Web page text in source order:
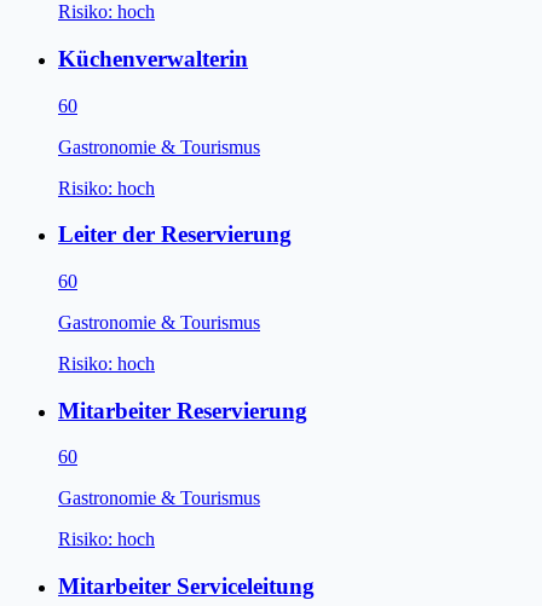
Risiko: hoch
Küchenverwalterin
60
Gastronomie & Tourismus
Risiko: hoch
Leiter der Reservierung
60
Gastronomie & Tourismus
Risiko: hoch
Mitarbeiter Reservierung
60
Gastronomie & Tourismus
Risiko: hoch
Mitarbeiter Serviceleitung